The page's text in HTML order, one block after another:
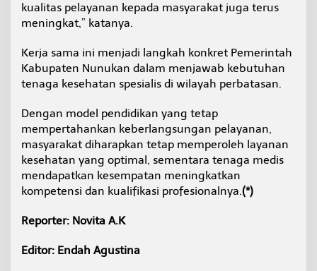
kualitas pelayanan kepada masyarakat juga terus
meningkat,” katanya.
Kerja sama ini menjadi langkah konkret Pemerintah
Kabupaten Nunukan dalam menjawab kebutuhan
tenaga kesehatan spesialis di wilayah perbatasan.
Dengan model pendidikan yang tetap
mempertahankan keberlangsungan pelayanan,
masyarakat diharapkan tetap memperoleh layanan
kesehatan yang optimal, sementara tenaga medis
mendapatkan kesempatan meningkatkan
kompetensi dan kualifikasi profesionalnya.(*)
Reporter: Novita A.K
Editor: Endah Agustina